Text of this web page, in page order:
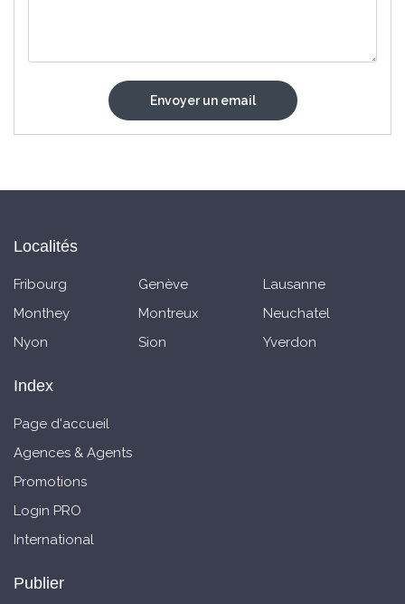
Localités
Fribourg Genève
Lausanne
Monthey
Montreux
Neuchatel
Nyon
Sion Yverdon
Index
Page d'accueil
Agences & Agents
Promotions
Login PRO
International
Publier